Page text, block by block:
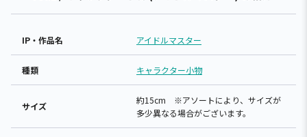
IP・作品名 アイドルマスター
種類 キャラクター小物
サイズ
約15cm ※アソートにより、サイズが
多少異なる場合がございます。